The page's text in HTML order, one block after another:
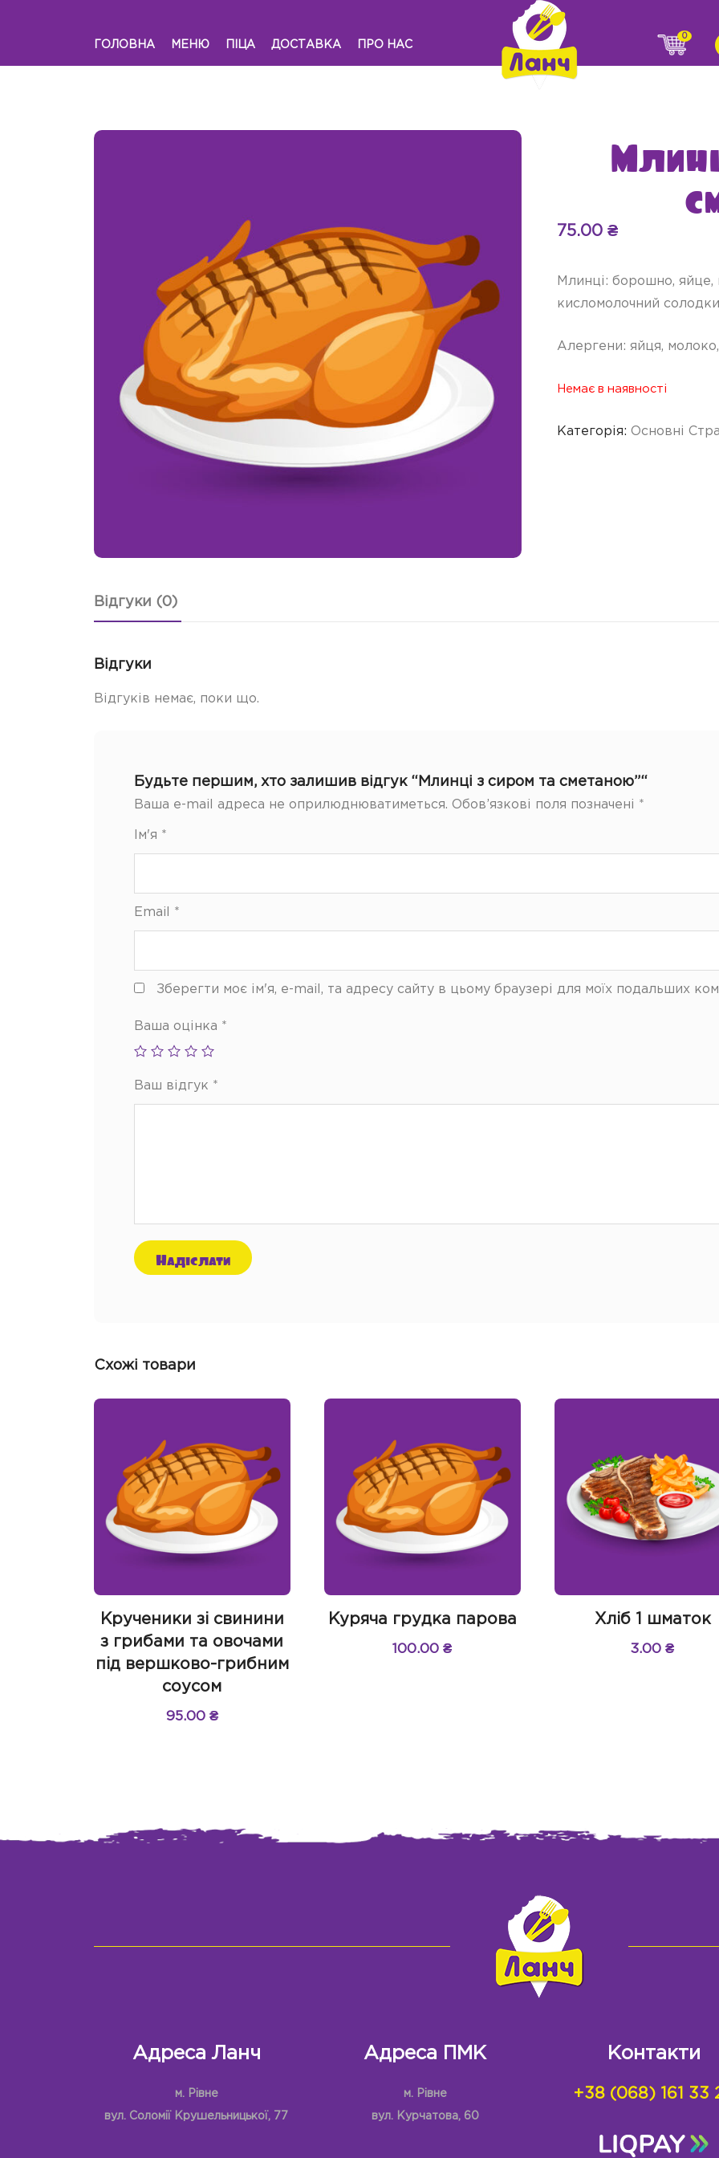
ГОЛОВНА МЕНЮ ПІЦА ДОСТАВКА ПРО НАС
0
75.00₴
Млинці: борошно, яйце,
кисломолочний
Алергени: яйця,
Немає в наявності
Категорія:Основні
Відгуки (0)
Відгуки
Відгуків немає, поки що.
Будьте першим, хто залишив відгук “Млинці з сиром та сметаною”“
Ваша e-mail адреса не оприлюднюватиметься. Обов’язкові поля позначені *
Ім'я *
Email *
Зберегти моє ім'я, e-mail, та адресу сайту в цьому браузері для моїх подальших
Ваша оцінка *
Ваш відгук *
Схожі товари
Крученики зі свинини
з грибами та овочами
під вершково-грибним
соусом
95.00 ₴
Куряча грудка парова
100.00₴
Хліб 1 шматок
3.00₴
Адреса Ланч
м. Рівне
вул. Соломії Крушельницької, 77
Адреса ПМК
м. Рівне
вул. Курчатова, 60
Контакти
+38 (068) 161 33